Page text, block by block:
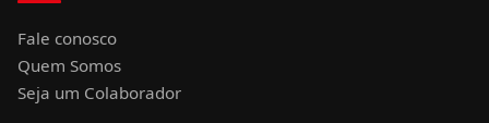
Fale conosco
Quem Somos
Seja um Colaborador